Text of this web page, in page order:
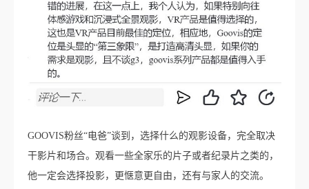
GOOVIS粉丝“电爸”谈到，选择什么的观影设备，完全取决
干影片和场合。观看一些全家乐的片子或者纪录片之类的，
他一定会选择投影，更惬意更自由，还有与家人的交流。